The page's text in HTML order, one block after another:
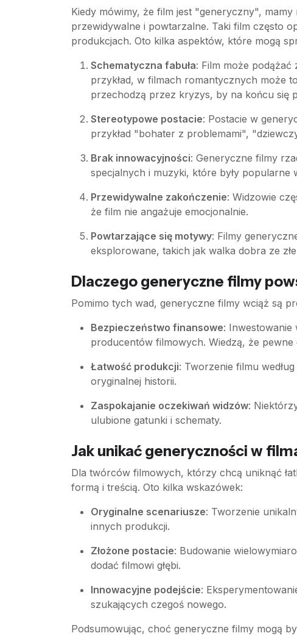
Kiedy mówimy, że film jest "generyczny",
przewidywalne i powtarzalne. Taki film często
produkcjach. Oto kilka aspektów, które mogą
Schematyczna fabuła: Film może
przykład, w filmach romantycznych może
przechodzą przez kryzys, by na końcu się
Stereotypowe postacie: Postacie w
przykład "bohater z problemami",
Brak innowacyjności: Generyczne filmy
specjalnych i muzyki, które były popularne
Przewidywalne zakończenie: Widzowie
że film nie angażuje emocjonalnie.
Powtarzające się motywy: Filmy
eksplorowane, takich jak walka dobra ze
Dlaczego generyczne filmy
Pomimo tych wad, generyczne filmy wciąż są
Bezpieczeństwo finansowe: Inwestowanie
producentów filmowych. Wiedzą, że
Łatwość produkcji: Tworzenie filmu
oryginalnej historii.
Zaspokajanie oczekiwań widzów:
ulubione gatunki i schematy.
Jak unikać generyczności w
Dla twórców filmowych, którzy chcą uniknąć
formą i treścią. Oto kilka wskazówek:
Oryginalne scenariusze: Tworzenie
innych produkcji.
Złożone postacie: Budowanie
dodać filmowi głębi.
Innowacyjne podejście:
szukających czegoś nowego.
Podsumowując, choć generyczne filmy mogą